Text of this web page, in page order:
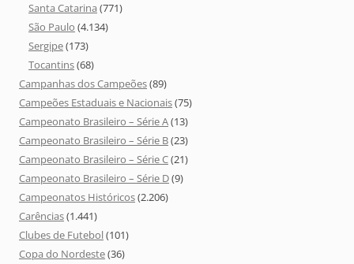
Santa Catarina (771)
São Paulo (4.134)
Sergipe(173)
Tocantins(68)
Campanhas dos Campeões(89)
Campeões Estaduais e Nacionais(75)
Campeonato Brasileiro – Série A(13)
Campeonato Brasileiro – Série B(23)
Campeonato Brasileiro – Série C(21)
Campeonato Brasileiro – Série D(9)
Campeonatos Históricos(2.206)
Carências(1.441)
Clubes de Futebol(101)
Copa do Nordeste(36)